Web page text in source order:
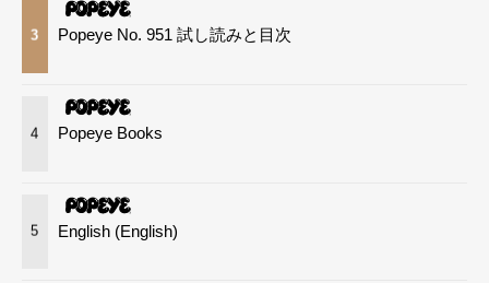
3 Popeye No. 951 試し読みと目次
4 Popeye Books
5 English (English)